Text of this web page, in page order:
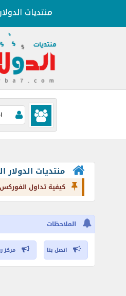
منتديات الدولار
كيفية تداول
الملاحظات
اتصل بنا مركز